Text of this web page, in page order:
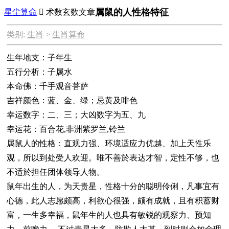
星尘算命  术数玄数文章属鼠的人性格特征
类别: 生肖 > 生肖算命
生年地支：子年生
五行分析：子属水
本命佛：千手观音菩萨
吉祥颜色：蓝、金、绿；忌黄及啡色
幸运数字：二、三；大凶数字为五、九
幸运花：百合花,非洲紫罗兰,铃兰
属鼠人的性格：直观力强、环境适应力优越、加上天性乐
观，所以到处受人欢迎。唯不善於表达才智，定性不够，也
不适於担任团体领导人物。
鼠年出生的人，为天贵星，性格十分的聪明伶俐，凡事宜有
心德，此人志愿颇高，利欲心很强，颇有成就，且有积蓄财
富，一生多幸福，鼠年生的人也具有敏锐的观察力、预知